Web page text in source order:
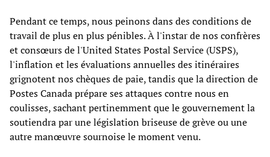
Pendant ce temps, nous peinons dans des conditions de
travail de plus en plus pénibles. À l'instar de nos confrères
et consœurs de l'United States Postal Service (USPS),
l'inflation et les évaluations annuelles des itinéraires
grignotent nos chèques de paie, tandis que la direction de
Postes Canada prépare ses attaques contre nous en
coulisses, sachant pertinemment que le gouvernement la
soutiendra par une législation briseuse de grève ou une
autre manœuvre sournoise le moment venu.